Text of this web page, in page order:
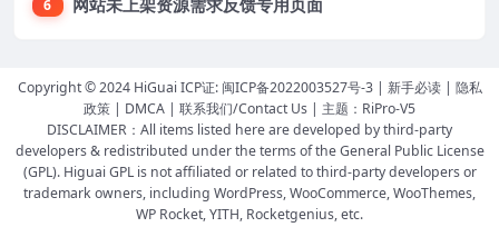
6 网站未上架资源需求反馈专用页面
Copyright © 2024 HiGuai ICP证: 闽ICP备2022003527号-3| 新手必读| 隐私
政策 | DMCA | 联系我们/Contact Us | 主题： RiPro-V5
DISCLAIMER：All items listed here are developed by third-party
developers & redistributed under the terms of the General Public License
(GPL). Higuai GPL is not affiliated or related to third-party developers or
trademark owners, including WordPress, WooCommerce, WooThemes,
WP Rocket, YITH, Rocketgenius, etc.